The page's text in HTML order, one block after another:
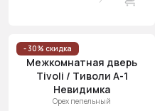
- 30% скидка
Межкомнатная дверь
Tivoli / Тиволи А-1
Невидимка
Орех пепельный